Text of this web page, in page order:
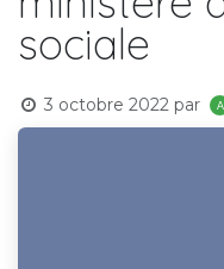
sociale
3 octobre 2022 par